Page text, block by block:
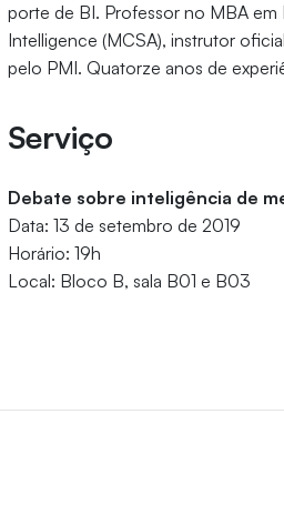
porte de BI. Professor no MBA
Intelligence (MCSA), instrutor
pelo PMI. Quatorze anos de
Serviço
Debate sobre inteligência de
Data: 13 de setembro de 2019
Horário: 19h
Local: Bloco B, sala B01 e B03